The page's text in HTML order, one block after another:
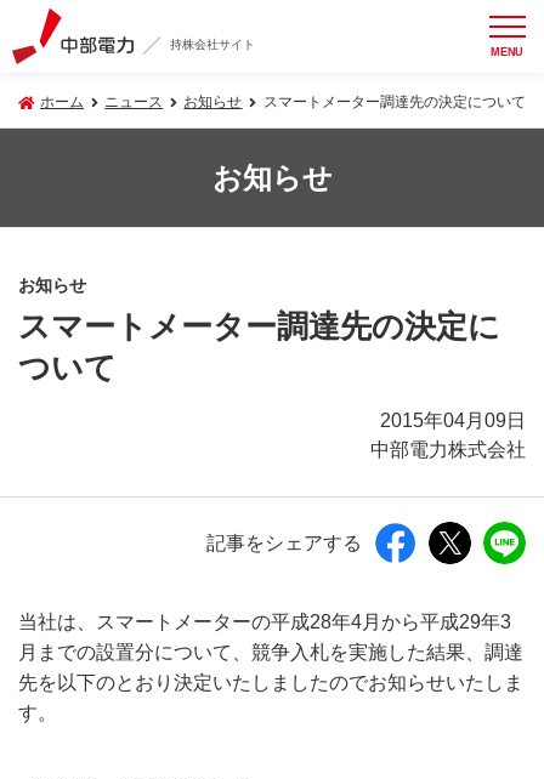
持株会社サイト MENU
ホーム ニュース お知らせ スマートメーター調達先の決定について
お知らせ
お知らせ
スマートメーター調達先の決定に
ついて
2015年04月09日
中部電力株式会社
記事をシェアする
当社は、スマートメーターの平成28年4月から平成29年3
月までの設置分について、競争入札を実施した結果、調達
先を以下のとおり決定いたしましたのでお知らせいたしま
す。